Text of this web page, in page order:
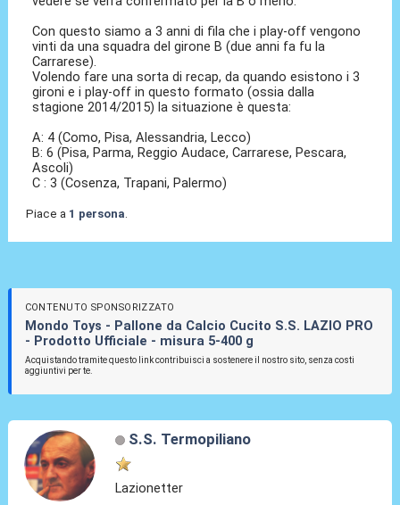
Con questo siamo a 3 anni di fila che i play-off vengono
vinti da una squadra del girone B (due anni fa fu la
Carrarese).
Volendo fare una sorta di recap, da quando esistono i 3
gironi e i play-off in questo formato (ossia dalla
stagione 2014/2015) la situazione è questa:
A: 4 (Como, Pisa, Alessandria, Lecco)
B: 6 (Pisa, Parma, Reggio Audace, Carrarese, Pescara,
Ascoli)
C : 3 (Cosenza, Trapani, Palermo)
Piace a 1 persona.
CONTENUTO SPONSORIZZATO
Mondo Toys - Pallone da Calcio Cucito S.S. LAZIO PRO
- Prodotto Ufficiale - misura 5-400 g
Acquistando tramite questo link contribuisci a sostenere il nostro sito, senza costi
aggiuntivi per te.
S.S. Termopiliano
Lazionetter